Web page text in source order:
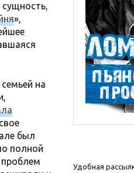
»,
на
был
полной
Удобная